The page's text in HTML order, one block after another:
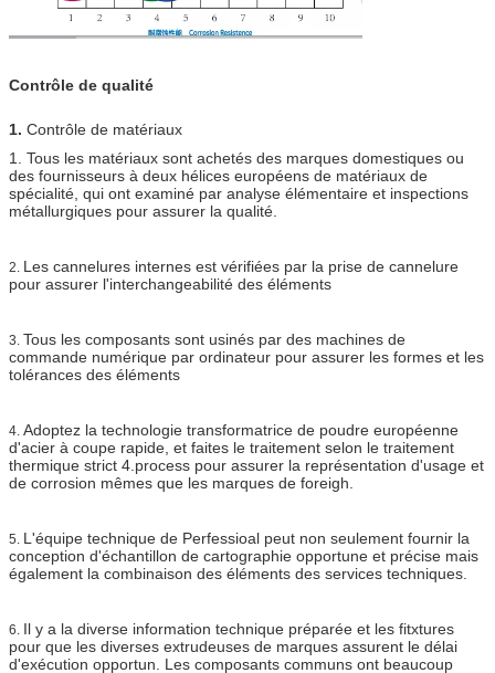
Contrôle de qualité
1. Contrôle de matériaux
1. Tous les matériaux sont achetés des marques domestiques ou
des fournisseurs à deux hélices européens de matériaux de
spécialité, qui ont examiné par analyse élémentaire et inspections
métallurgiques pour assurer la qualité.
2. Les cannelures internes est vérifiées par la prise de cannelure
pour assurer l'interchangeabilité des éléments
3. Tous les composants sont usinés par des machines de
commande numérique par ordinateur pour assurer les formes et les
tolérances des éléments
4. Adoptez la technologie transformatrice de poudre européenne
d'acier à coupe rapide, et faites le traitement selon le traitement
thermique strict 4.process pour assurer la représentation d'usage et
de corrosion mêmes que les marques de foreigh.
5. L'équipe technique de Perfessioal peut non seulement fournir la
conception d'échantillon de cartographie opportune et précise mais
également la combinaison des éléments des services techniques.
6. Il y a la diverse information technique préparée et les fitxtures
pour que les diverses extrudeuses de marques assurent le délai
d'exécution opportun. Les composants communs ont beaucoup